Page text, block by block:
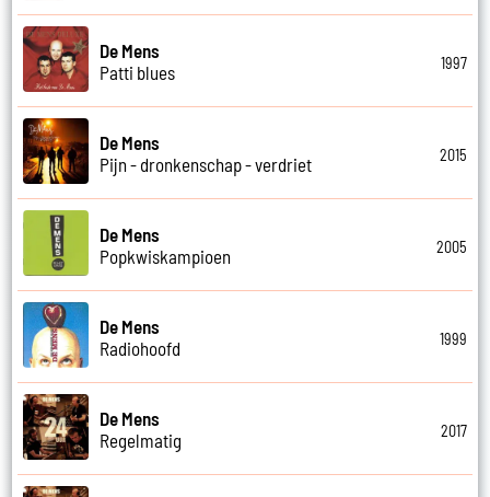
De Mens
Patti blues
1997
De Mens
Pijn - dronkenschap - verdriet
2015
De Mens
Popkwiskampioen
2005
De Mens
Radiohoofd
1999
De Mens
Regelmatig
2017